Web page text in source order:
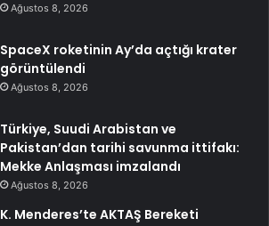
Ağustos 8, 2026
SpaceX roketinin Ay’da açtığı krater
görüntülendi
Ağustos 8, 2026
Türkiye, Suudi Arabistan ve
Pakistan’dan tarihi savunma ittifakı:
Mekke Anlaşması imzalandı
Ağustos 8, 2026
K. Menderes’te AKTAŞ Bereketi